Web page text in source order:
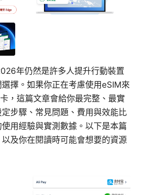
年仍然是許多人提升行動裝置
擇。如果你正在考慮使用eSIM來
，這篇文章會給你最完整、最實
步驟、常見問題、費用與效能比
用經驗與實測數據。以下是本篇
及你在閱讀時可能會想要的資源